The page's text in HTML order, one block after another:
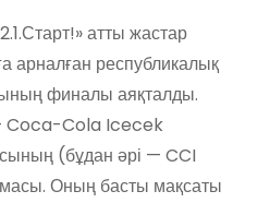
атты жастар
арналған республикалық
финалы аяқталды.
Coca-Cola Icecek
(бұдан әрі — CCI
Оның басты мақсаты